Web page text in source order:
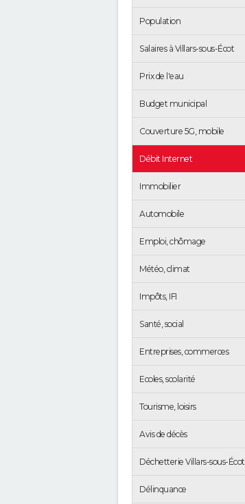
Population
Salaires à Villars-sous-Écot
Prix de l'eau
Budget municipal
Couverture 5G, mobile
Débit Internet
Immobilier
Automobile
Emploi, chômage
Météo, climat
Impôts, IFI
Santé, social
Entreprises, commerces
Ecoles, scolarité
Tourisme, loisirs
Avis de décès
Déchetterie Villars-sous-Écot
Délinquance